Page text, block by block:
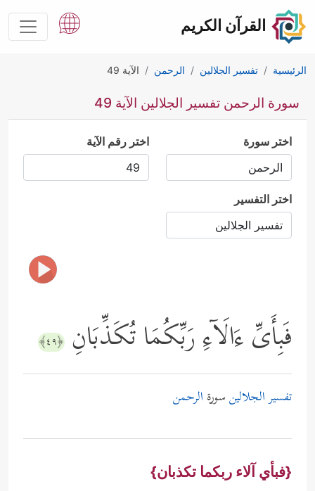
القرآن الكريم
الرئيسية تفسير الجلالين الرحمن الآية 49
سورة الرحمن تفسير الجلالين الآية 49
اختر سورة اختر رقم الآية
اختر التفسير
فَبِأَیِّ ءَالَاۤءِ رَبِّكُمَا تُكَذِّبَانِ ﴿٤٩﴾
تفسير الجلالينسورة الرحمن
{فبأي آلاء ربكما تكذبان}